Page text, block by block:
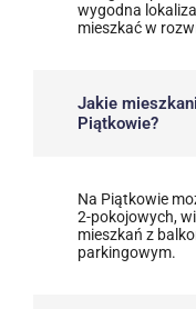
wygodna
mieszkać w
Jakie
Piątkowie?
Na Piątkowie
2-pokojowych,
mieszkań z
parkingowym.